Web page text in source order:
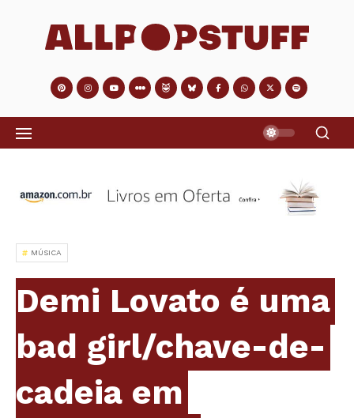
MÚSICA
Demi Lovato é uma
bad girl/chave-de-
cadeia em